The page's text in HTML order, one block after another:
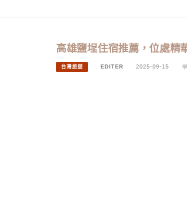
高雄鹽埕住宿推薦，位處精
台灣旅遊 EDITER 2025-09-15